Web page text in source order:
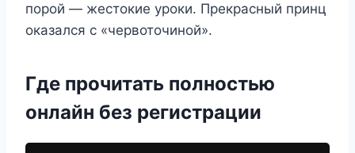
порой — жестокие уроки. Прекрасный принц
оказался с «червоточиной».
Где прочитать полностью
онлайн без регистрации